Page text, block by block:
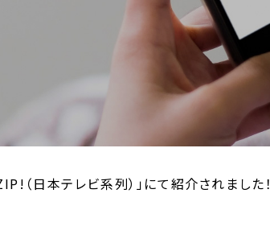
（日本テレビ系列）」にて紹介されました！